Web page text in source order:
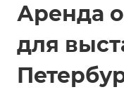
Аренда
для